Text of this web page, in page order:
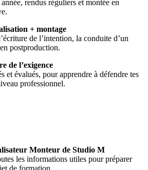
rendus réguliers et montée en
+ montage
de l’intention, la conduite d’un
postproduction.
de l’exigence
et évalués, pour apprendre à défendre tes
professionnel.
Monteur de Studio M
les informations utiles pour préparer
de formation.